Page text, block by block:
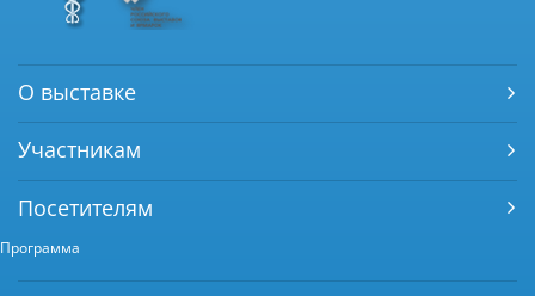
О выставке
Участникам
Посетителям
Программа